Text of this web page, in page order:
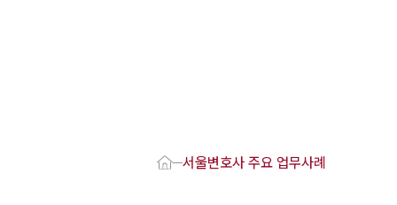
서울변호사 주요 업무사례